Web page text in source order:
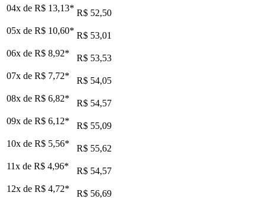
04x de R$ 13,13* R$ 52,50
05x de R$ 10,60* R$ 53,01
06x de R$ 8,92*
R$ 53,53
07x de R$ 7,72*
R$ 54,05
08x de R$ 6,82*
R$ 54,57
09x de R$ 6,12*
R$ 55,09
10x de R$ 5,56*
R$ 55,62
11x de R$ 4,96*
R$ 54,57
12x de R$ 4,72* R$ 56,69